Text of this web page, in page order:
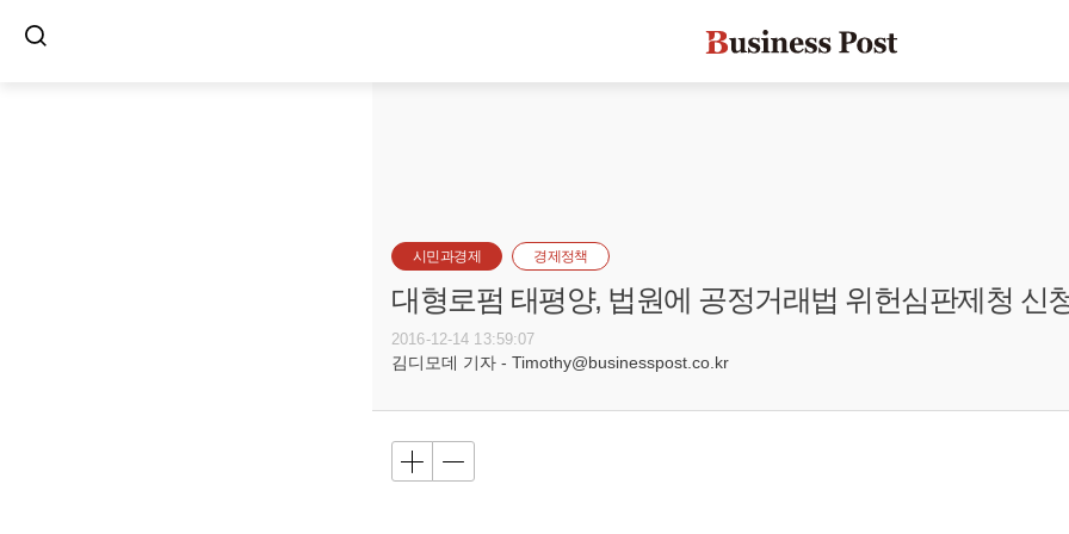
시민과경제 경제정책
대형로펌 태평양, 법원에 공정거래법 위헌심판제청 신
2016-12-14 13:59:07
김디모데 기자 - Timothy@businesspost.co.kr